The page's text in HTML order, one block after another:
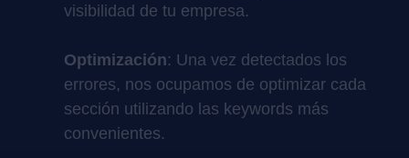
visibilidad de tu empresa.
Optimización: Una vez detectados los
errores, nos ocupamos de optimizar cada
sección utilizando las keywords más
convenientes.